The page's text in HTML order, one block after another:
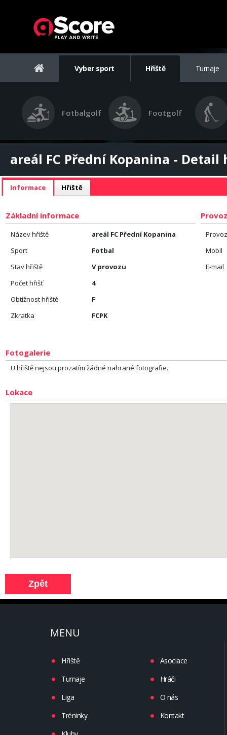
Vyber sport Hřiště Turnaje
Fotbalgolf Footgolf
areál FC Přední Kopanina - Detail
Informace Hřiště
Základní informace
Název hřiště
areál FC Přední Kopanina
Sport
Fotbal
Stav hřiště
V provozu
Počet hřišť
4
Obtížnost hřiště
F
Zkratka
FCPK
Mobil
E-mail
Fotogalerie
U hřiště nejsou prozatím žádné nahrané fotografie.
Lokace
MENU
Hřiště
Turnaje
Liga
Tréninky
Asociace
Hráči
O nás
Kontakt